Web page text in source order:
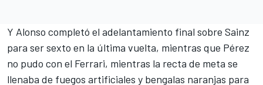
Y Alonso completó el adelantamiento final sobre Sainz
para ser sexto en la última vuelta, mientras que Pérez
no pudo con el Ferrari, mientras la recta de meta se
llenaba de fuegos artificiales y bengalas naranjas para